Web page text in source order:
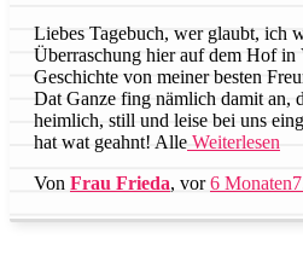
Liebes Tagebuch, wer glaubt, ich
Überraschung hier auf dem Hof in
Geschichte von meiner besten
Dat Ganze fing nämlich damit an,
heimlich, still und leise bei uns
hat wat geahnt! Alle Weiterlesen
Von Frau Frieda, vor6 Monaten